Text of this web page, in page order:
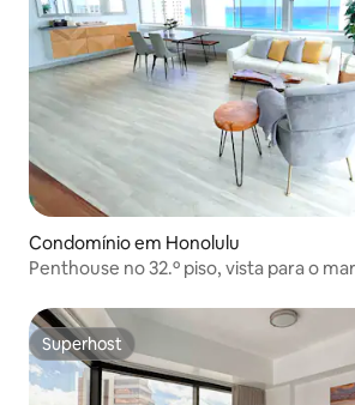
Condomínio em Honolulu
Penthouse no 32.º piso, vista para o
Superhost
Superhost